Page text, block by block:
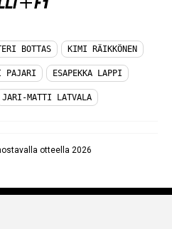
BOTTAS KIMI RÄIKKÖNEN
PAJARI ESAPEKKA LAPPI
JARI-MATTI LATVALA
otteella 2026